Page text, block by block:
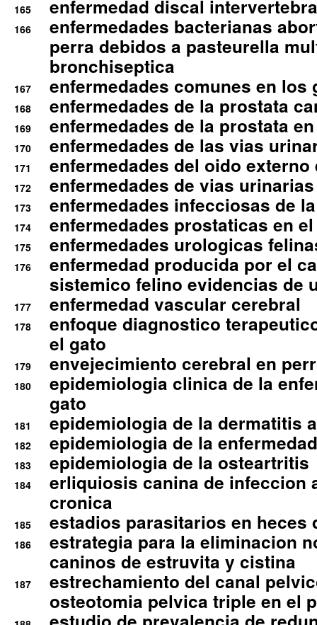
165 enfermedad discal
166
enfermedades bacterianas
perra debidos a pasteurella
bronchiseptica
167 enfermedades comunes en los
168 enfermedades de la prostata
169 enfermedades de la prostata
170 enfermedades de las vias
171 enfermedades del oido
172 enfermedades de vias
173 enfermedades infecciosas de
174 enfermedades prostaticas en
175 enfermedades urologicas
176
enfermedad producida por el
sistemico felino evidencias de
177 enfermedad vascular cerebral
178
enfoque diagnostico
el gato
179 envejecimiento cerebral en
180
epidemiologia clinica de la
gato
181 epidemiologia de la dermatitis
182 epidemiologia de la
183 epidemiologia de la osteartritis
184
erliquiosis canina de infeccion
cronica
185 estadios parasitarios en heces
186
estrategia para la eliminacion
caninos de estruvita y cistina
187
estrechamiento del canal
osteotomia pelvica triple en el